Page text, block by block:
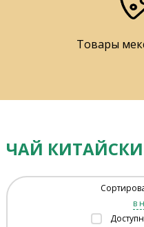
Товары
ЧАЙ
в